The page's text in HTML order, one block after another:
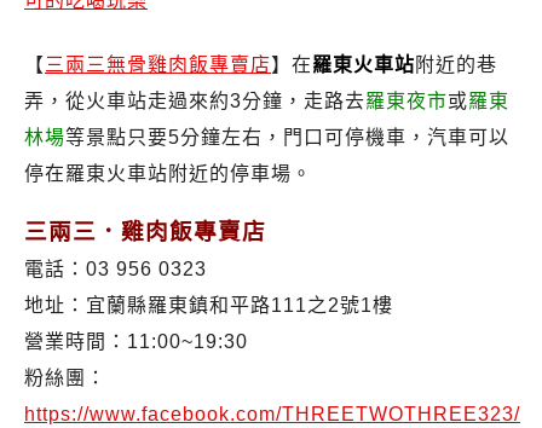
【 三兩三無骨雞肉飯專賣店】在羅東火車站 附近的巷
弄，從火車站走過來約3分鐘，走路去羅東夜市或羅東
林場等景點只要5分鐘左右，門口可停機車，汽車可以
停在羅東火車站附近的停車場。
三兩三．雞肉飯專賣店
電話：03 956 0323
地址：宜蘭縣羅東鎮和平路111之2號1樓
營業時間：11:00~19:30
粉絲團：
https://www.facebook.com/THREETWOTHREE323/